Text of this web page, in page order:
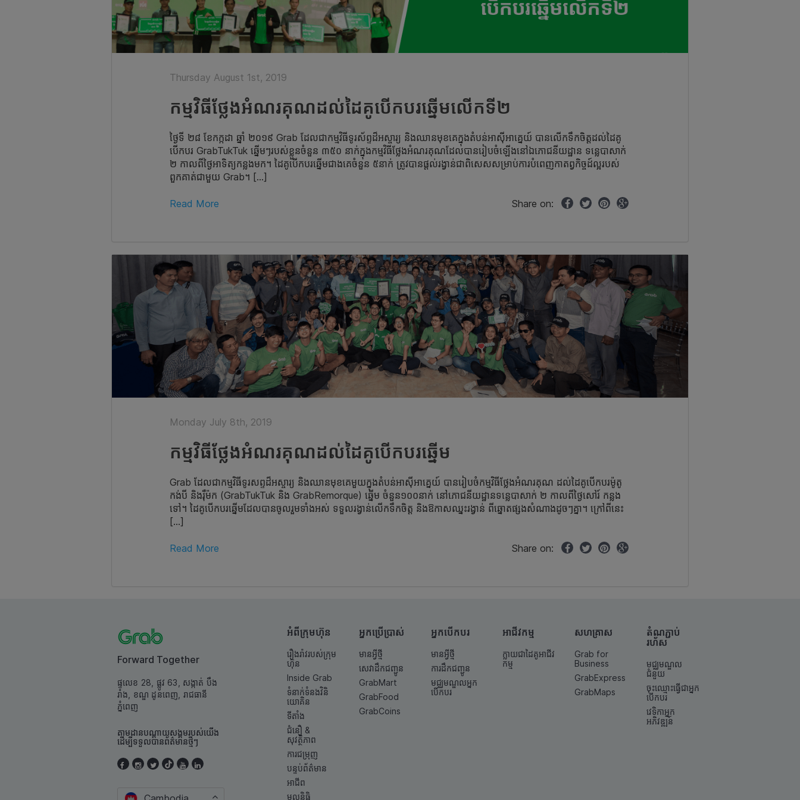
Thursday August 1st, 2019
​កម្មវិធី​ថ្លែងអំណរគុណដល់​ដៃគូ​បើកបរ​ឆ្នើមលើកទី២
ថ្ងៃទី ២៨ ខែកក្កដា ឆ្នាំ ២០១៩​ Grab ដែល​ជា​កម្ម​វិធី​ទូរ​ស័ព្ទដ៏អស្ចារ្យ ​និងឈាន​មុខ​គេ​​​ក្នុងតំបន់​អាស៊ី​អាគ្នេយ៍ បានលើក​ទឹក​ចិត្តដល់ដៃគូ
បើកបរ GrabTukTuk ឆ្នើមៗរបស់ខ្លួនចំនួន ៣៥០ នាក់ក្នុងកម្មវិធីថ្លែងអំណរគុណដែលបានរៀបចំឡើងនៅឯភោជនីយដ្ឋាន ទន្លេបាសាក់
២ កាលពីថ្ងៃអាទិត្យកន្លងមក។ ដៃ​គូ​​​​​បើក​​បរឆ្នើមជាង​គេ​ចំនួន ៥នាក់ ត្រូវបានផ្តល់រង្វាន់ជា​ពិសេសសម្រាប់ការបំពេញកាតព្វកិច្ចដ៍ល្អរបស់
ពួកគាត់ជាមួយ Grab។ […]
Read More Share on:
Monday July 8th, 2019
​កម្មវិធី​ថ្លែងអំណរគុណដល់​ដៃគូ​បើកបរ​ឆ្នើម
Grab ដែលជា​កម្មវិធី​ទូរ​សព្ទ​ដ៏​អស្ចារ្យ និង​ឈានមុខ​គេ​មួយ​ក្នុង​តំបន់​អាស៊ីអាគ្នេយ៍ បានរៀបចំ​កម្មវិធី​ថ្លែងអំណរគុណ ដល់​ដៃគូ​បើកបរ​ម៉ូតូ​
កង់​បី និង​រ៉ឺម៉ក (GrabTukTuk និង GrabRemorque)​ ឆ្នើម ចំនួន​១០០​នាក់ នៅ​ភោជនីយដ្ឋាន​ទន្លេបាសាក់ ២ កាលពី​ថ្ងៃ​សៅរ៍ កន្លង
ទៅ​។ ដៃគូ​បើកបរ​ឆ្នើម​ដែល​បាន​ចូលរួម​ទាំងអស់ ទទួល​រង្វាន់​លើកទឹកចិត្ត និង​ឱកាស​ឈ្នះ​រង្វាន់ ពី​ឆ្នោត​ផ្សងសំណាង​ដូចៗ​គ្នា​។ ក្រៅពីនេះ
[…]
Read More Share on:
Forward Together
ផ្ទលេខ 28, ផ្លូវ 63, សង្កាត់ បឹង
រាំង, ខណ្ឌ ដូនពេញ, រាជធានី
ភ្នំពេញ
តាមដានបណ្តាយសង្គមរបស់យើង
ដើម្បីទទួលបានព័ត៌មានថ្មីៗ
អំពីក្រុមហ៊ុន
រឿងរ៉ាវរបស់ក្រុម
ហ៊ុន
Inside Grab
ទំនាក់ទំនង​វិនិ
យោគិន
ទីតាំង
ជំនឿ &
សុវត្ថិភាព
ការជម្រុញ
បន្ទប់ព័ត៌មាន
អាជីព
មូលនិធិ
អ្នកប្រើប្រាស់
មានអ្វីថ្មី
សេវាដឹកជញ្ជូន
GrabMart
GrabFood
GrabCoins
អ្នកបើកបរ
មានអ្វីថ្មី
ការដឹកជញ្ជូន
មជ្ឈមណ្ឌលអ្នក
បើកបរ
អាជីវកម្ម
ក្លាយជាដៃគូអាជីវ
កម្ម
សហគ្រាស
Grab for
Business
GrabExpress
GrabMaps
តំណ​ភ្ជាប់​
រហ័ស
មជ្ឈមណ្ឌល
ជំនួយ
ចុះឈ្មោះធ្វើជាអ្នក
បើកបរ
វេទិកាអ្នក
អភិវឌ្ឍន៍